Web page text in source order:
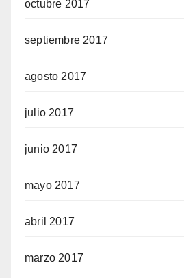
octubre 2017
septiembre 2017
agosto 2017
julio 2017
junio 2017
mayo 2017
abril 2017
marzo 2017